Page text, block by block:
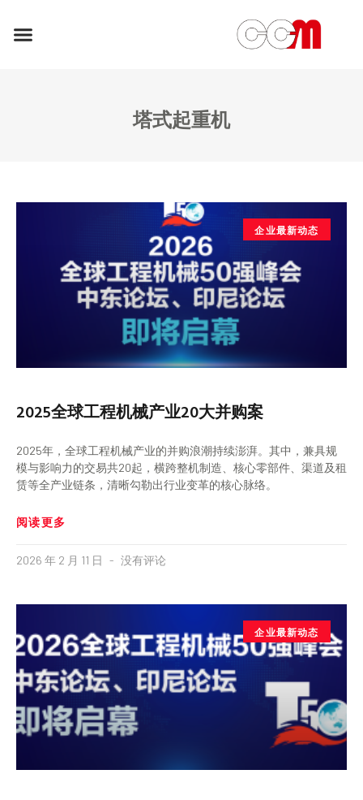
塔式起重机
企业最新动态
2025全球工程机械产业20大并购案
2025年，全球工程机械产业的并购浪潮持续澎湃。其中，兼具规
模与影响力的交易共20起，横跨整机制造、核心零部件、渠道及租
赁等全产业链条，清晰勾勒出行业变革的核心脉络。
阅读更多
2026 年 2 月 11 日 没有评论
企业最新动态